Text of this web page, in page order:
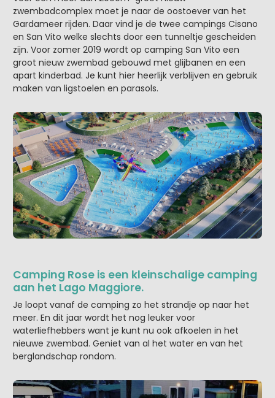
zwembadcomplex moet je naar de oostoever van het
Gardameer rijden. Daar vind je de twee campings Cisano
en San Vito welke slechts door een tunneltje gescheiden
zijn. Voor zomer 2019 wordt op camping San Vito een
groot nieuw zwembad gebouwd met glijbanen en een
apart kinderbad. Je kunt hier heerlijk verblijven en gebruik
maken van ligstoelen en parasols.
Camping Rose is een kleinschalige camping
aan het Lago Maggiore.
Je loopt vanaf de camping zo het strandje op naar het
meer. En dit jaar wordt het nog leuker voor
waterliefhebbers want je kunt nu ook afkoelen in het
nieuwe zwembad. Geniet van al het water en van het
berglandschap rondom.